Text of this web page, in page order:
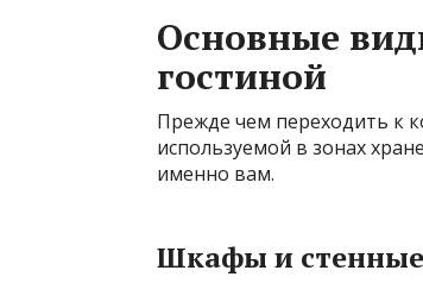
Основные
гостиной
Прежде чем переходить к
используемой в зонах
именно вам.
Шкафы и